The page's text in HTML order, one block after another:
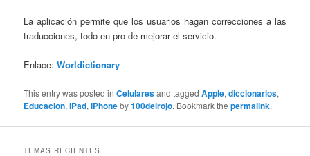
La aplicación permite que los usuarios hagan correcciones a las
traducciones, todo en pro de mejorar el servicio.
Enlace:Worldictionary
This entry was posted inCelularesand taggedApple,diccionarios,
Educacion,iPad,iPhoneby100delrojo. Bookmark thepermalink.
TEMAS RECIENTES